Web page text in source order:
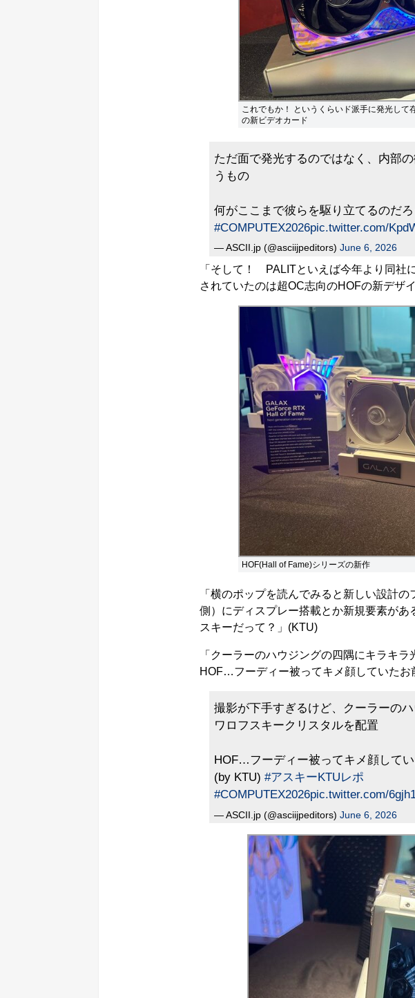
これでもか！ というくらいド派手に発光し
の新ビデオカード
ただ面で発光するのではなく、内部
うもの
何がここまで彼らを駆り立てるのだ
#COMPUTEX2026pic.twitter.com/
— ASCII.jp (@asciijpeditors)June 6, 2026
「そして！ PALITといえば今年より同社
されていたのは超OC志向のHOFの新デザ
HOF(Hall of Fame)シリーズの新作
「横のポップを読んでみると新しい設計
側）にディスプレー搭載とか新規要素が
スキーだって？」(KTU)
「クーラーのハウジングの四隅にキラキ
HOF…フーディー被ってキメ顔していた
撮影が下手すぎるけど、クーラーの
ワロフスキークリスタルを配置
HOF…フーディー被ってキメ顔して
(by KTU)#アスキーKTUレポ
#COMPUTEX2026pic.twitter.com/
— ASCII.jp (@asciijpeditors)June 6, 2026